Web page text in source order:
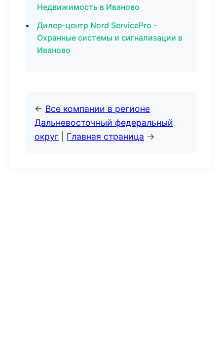
Недвижимость в Иваново
Дилер-центр Nord ServicePro -
Охранные системы и сигнализации в
Иваново
← Все компании в регионе
Дальневосточный федеральный
округ
Главная страница →